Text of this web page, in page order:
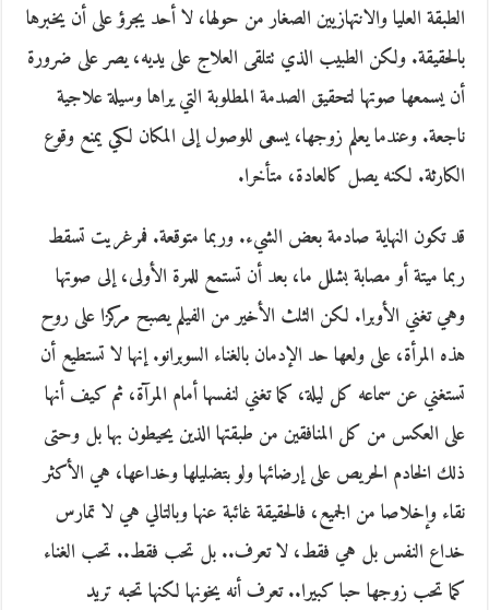
الطبقة العليا والانتهازيين الصغار من حولها، لا أحد يجرؤ على أن يخبرها
بالحقيقة. ولكن الطبيب الذي تتلقى العلاج على يديه، يصر على ضرورة
أن يسمعها صوتها لتحقيق الصدمة المطلوبة التي يراها وسيلة علاجية
ناجعة. وعندما يعلم زوجها، يسعى للوصول إلى المكان لكي يمنع وقوع
الكارثة. لكنه يصل كالعادة، متأخرا.
قد تكون النهاية صادمة بعض الشيء. وربما متوقعة. فمرغريت تسقط
ربما ميتة أو مصابة بشلل ما، بعد أن تستمع للمرة الأولى، إلى صوتها
وهي تغني الأوبرا. لكن الثلث الأخير من الفيلم يصبح مركزا على روح
هذه المرأة، على ولعها حد الإدمان بالغناء السوبرانو. إنها لا تستطيع أن
تستغني عن سماعه كل ليلة، كما تغني لنفسها أمام المرآة، ثم كيف أنها
على العكس من كل المنافقين من طبقتها الذين يحيطون بها بل وحتى
ذلك الخادم الحريص على إرضائها ولو بتضليلها وخداعها، هي الأكثر
نقاء وإخلاصا من الجميع، فالحقيقة غائبة عنها وبالتالي هي لا تمارس
خداع النفس بل هي فقط، لا تعرف.. بل تحب فقط.. تحب الغناء
كما تحب زوجها حبا كبيرا.. تعرف أنه يخونها لكنها تحبه تريد